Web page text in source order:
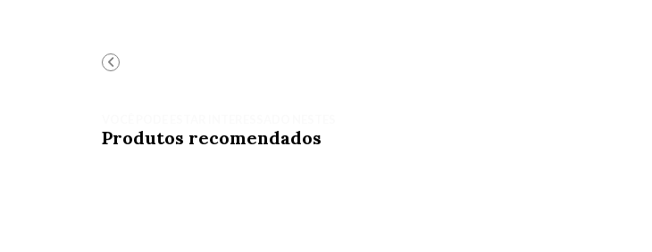
Produtos recomendados